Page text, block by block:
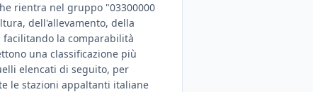
rientra nel gruppo "03300000
dell'allevamento, della
la comparabilità
una classificazione più
elencati di seguito, per
le stazioni appaltanti italiane